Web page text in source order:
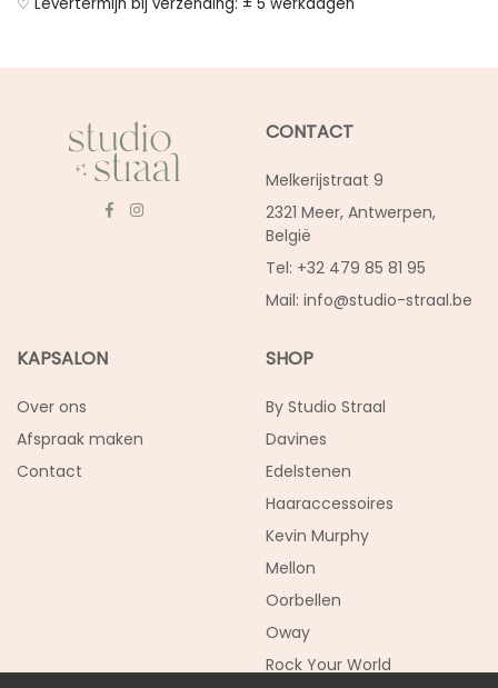
CONTACT
Melkerijstraat 9
2321 Meer, Antwerpen,
België
Tel: +32 479 85 81 95
Mail: info@studio-straal.be
KAPSALON
Over ons
Afspraak maken
Contact
SHOP
By Studio Straal
Davines
Edelstenen
Haaraccessoires
Kevin Murphy
Mellon
Oorbellen
Oway
Rock Your World